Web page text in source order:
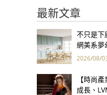
最新文章
不只是下
網美系夢
2026/08/
【時尚
成長、